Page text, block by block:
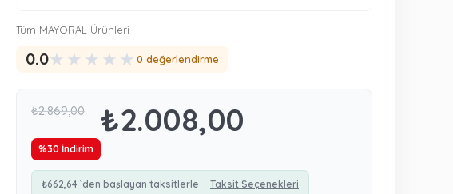
Tüm MAYORAL Ürünleri
0.0★ ★ ★ ★ ★ 0 değerlendirme
₺2.869,00 ₺2.008,00
%30 İndirim
₺662,64 `den başlayan taksitlerle Taksit Seçenekleri